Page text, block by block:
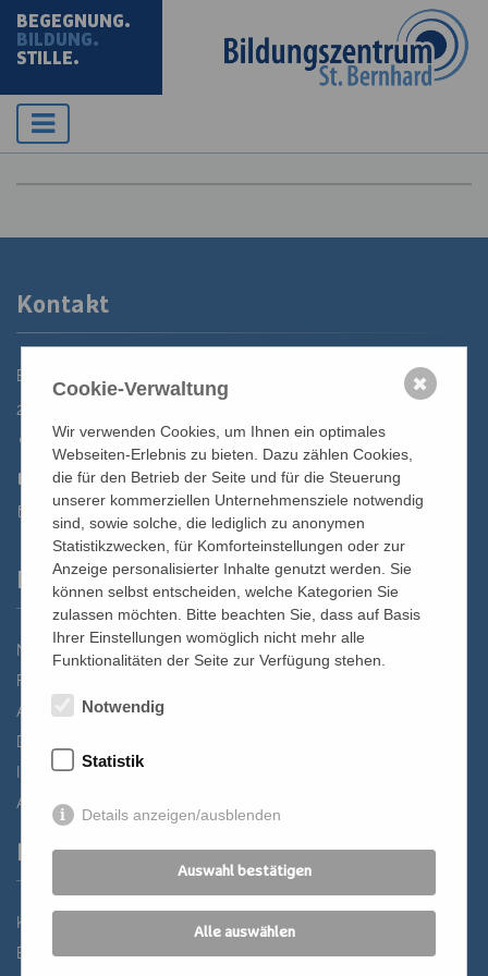
BEGEGNUNG.
BILDUNG.
STILLE.
Kontakt
Bildungszentrum St. Bernhard der Erzdiözese Wien
2700 Wiener Neustadt, Domplatz 1
02622 29131-5040
st.bernhard@edw.or.at
Links
Newsletter
Förderverein
Anreise
Datenschutz
Impressum
AGB
Partner
Katholisches Bildungswerk Wien
Bildung Regional
Cookie-Verwaltung
Wir verwenden Cookies, um Ihnen ein optimales
Webseiten-Erlebnis zu bieten. Dazu zählen Cookies,
die für den Betrieb der Seite und für die Steuerung
unserer kommerziellen Unternehmensziele notwendig
sind, sowie solche, die lediglich zu anonymen
Statistikzwecken, für Komforteinstellungen oder zur
Anzeige personalisierter Inhalte genutzt werden. Sie
können selbst entscheiden, welche Kategorien Sie
zulassen möchten. Bitte beachten Sie, dass auf Basis
Ihrer Einstellungen womöglich nicht mehr alle
Funktionalitäten der Seite zur Verfügung stehen.
Notwendig
Statistik
Details anzeigen/ausblenden
Auswahl bestätigen
Alle auswählen
✖